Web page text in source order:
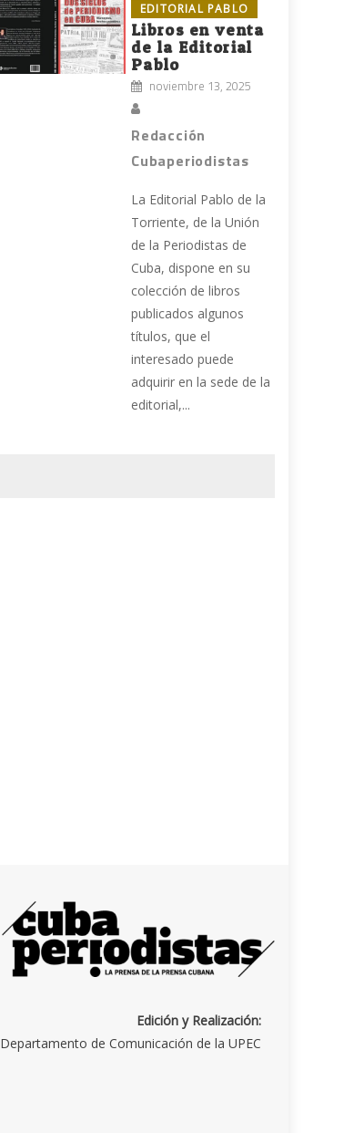
EDITORIAL PABLO
Libros en venta
de la Editorial
Pablo
noviembre 13, 2025
Redacción
Cubaperiodistas
La Editorial Pablo de la
Torriente, de la Unión
de la Periodistas de
Cuba, dispone en su
colección de libros
publicados algunos
títulos, que el
interesado puede
adquirir en la sede de la
editorial,...
Edición y Realización:
Departamento de Comunicación de la UPEC